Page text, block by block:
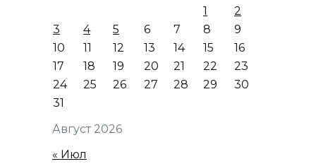
Август 2026
1
2
3
4 5 6 7 8
9
10
11 12 13 14 15
16
17
18 19 20 21 22
23
24
25 26 27 28 29
30
31
« Июл